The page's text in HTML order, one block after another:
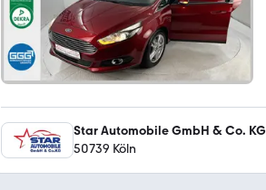
Star Automobile GmbH & Co. KG
50739 Köln